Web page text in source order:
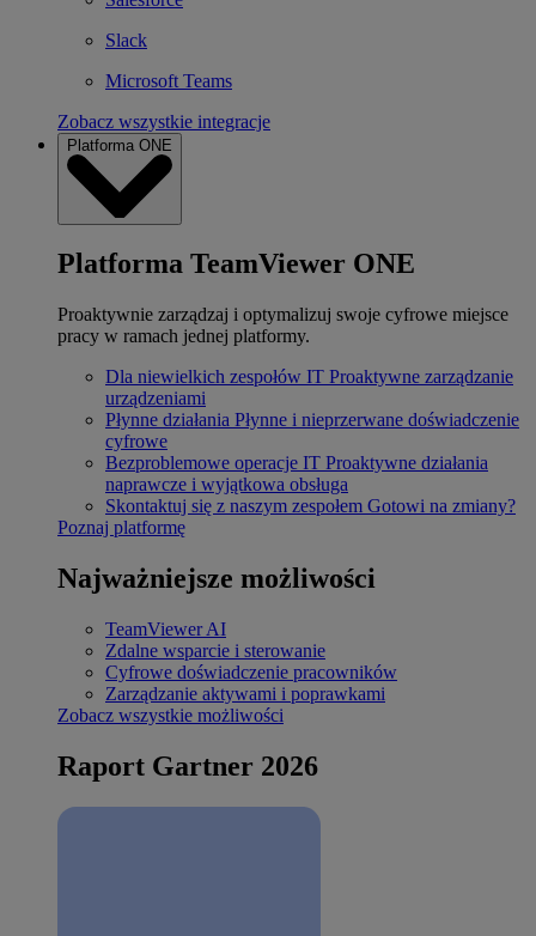
Slack
Microsoft Teams
Zobacz wszystkie integracje
Platforma ONE
Platforma TeamViewer ONE
Proaktywnie zarządzaj i optymalizuj swoje cyfrowe miejsce
pracy w ramach jednej platformy.
Dla niewielkich zespołów IT Proaktywne zarządzanie
urządzeniami
Płynne działania Płynne i nieprzerwane doświadczenie
cyfrowe
Bezproblemowe operacje IT Proaktywne działania
naprawcze i wyjątkowa obsługa
Skontaktuj się z naszym zespołem Gotowi na zmiany?
Poznaj platformę
Najważniejsze możliwości
TeamViewer AI
Zdalne wsparcie i sterowanie
Cyfrowe doświadczenie pracowników
Zarządzanie aktywami i poprawkami
Zobacz wszystkie możliwości
Raport Gartner 2026